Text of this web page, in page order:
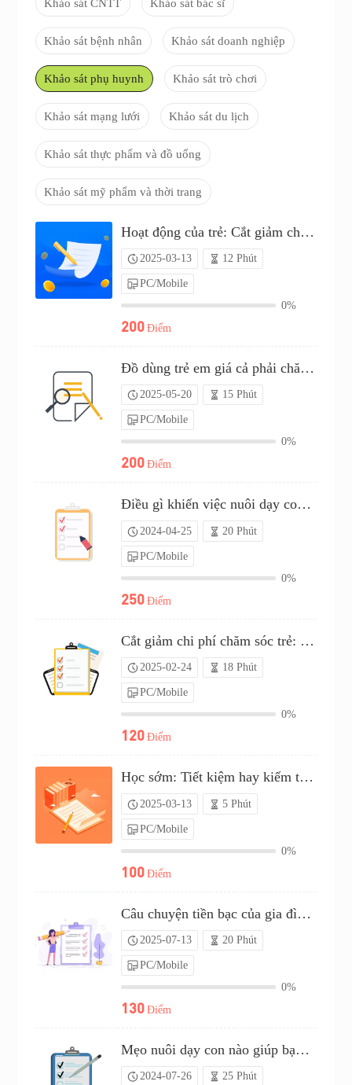
Khảo sát bệnh nhân Khảo sát doanh nghiệp
Khảo sát phụ huynh Khảo sát trò chơi
Khảo sát mạng lưới Khảo sát du lịch
Khảo sát thực phẩm và đồ uống
Khảo sát mỹ phẩm và thời trang
Hoạt động của trẻ: Cắt giảm chi phí hay cắt giảm tiền mặt?（P25C02046163）
2025-03-13 12 Phút
PC/Mobile
0%
200 Điểm
Đồ dùng trẻ em giá cả phải chăng: Lựa chọn của bạn（P25C02248370）
2025-05-20 15 Phút
PC/Mobile
0%
200 Điểm
Điều gì khiến việc nuôi dạy con cái trở nên tiết kiệm?（P24C00546245）
2024-04-25 20 Phút
PC/Mobile
0%
250 Điểm
Cắt giảm chi phí chăm sóc trẻ: Mẹo hàng đầu của bạn（P25C01991984）
2025-02-24 18 Phút
PC/Mobile
0%
120 Điểm
Học sớm: Tiết kiệm hay kiếm tiền?（P25C02048370）
2025-03-13 5 Phút
PC/Mobile
0%
100 Điểm
Câu chuyện tiền bạc của gia đình bạn: Khảo sát tiết kiệm（P25C02408027）
2025-07-13 20 Phút
PC/Mobile
0%
130 Điểm
Mẹo nuôi dạy con nào giúp bạn tăng ví tiền?（P24C00977328）
2024-07-26 25 Phút